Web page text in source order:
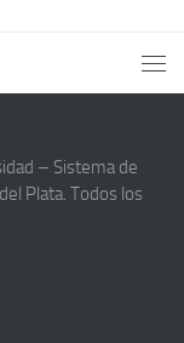
– Sistema de
Plata. Todos los